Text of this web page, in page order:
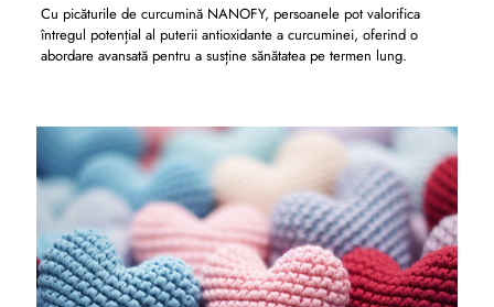
Cu picăturile de curcumină NANOFY, persoanele pot valorifica
întregul potențial al puterii antioxidante a curcuminei, oferind o
abordare avansată pentru a susține sănătatea pe termen lung.